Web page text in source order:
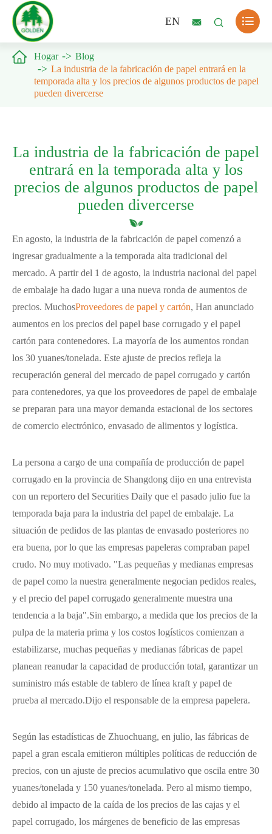
EN   
 Hogar
Blog
La industria de la fabricación de papel entrará en la
temporada alta y los precios de algunos productos de papel
pueden divercerse
La industria de la fabricación de papel
entrará en la temporada alta y los
precios de algunos productos de papel
pueden divercerse
En agosto, la industria de la fabricación de papel comenzó a
ingresar gradualmente a la temporada alta tradicional del
mercado. A partir del 1 de agosto, la industria nacional del papel
de embalaje ha dado lugar a una nueva ronda de aumentos de
precios. MuchosProveedores de papel y cartón, Han anunciado
aumentos en los precios del papel base corrugado y el papel
cartón para contenedores. La mayoría de los aumentos rondan
los 30 yuanes/tonelada. Este ajuste de precios refleja la
recuperación general del mercado de papel corrugado y cartón
para contenedores, ya que los proveedores de papel de embalaje
se preparan para una mayor demanda estacional de los sectores
de comercio electrónico, envasado de alimentos y logística.
La persona a cargo de una compañía de producción de papel
corrugado en la provincia de Shangdong dijo en una entrevista
con un reportero del Securities Daily que el pasado julio fue la
temporada baja para la industria del papel de embalaje. La
situación de pedidos de las plantas de envasado posteriores no
era buena, por lo que las empresas papeleras compraban papel
crudo. No muy motivado. "Las pequeñas y medianas empresas
de papel como la nuestra generalmente negocian pedidos reales,
y el precio del papel corrugado generalmente muestra una
tendencia a la baja".Sin embargo, a medida que los precios de la
pulpa de la materia prima y los costos logísticos comienzan a
estabilizarse, muchas pequeñas y medianas fábricas de papel
planean reanudar la capacidad de producción total, garantizar un
suministro más estable de tablero de línea kraft y papel de
prueba al mercado.Dijo el responsable de la empresa papelera.
Según las estadísticas de Zhuochuang, en julio, las fábricas de
papel a gran escala emitieron múltiples políticas de reducción de
precios, con un ajuste de precios acumulativo que oscila entre 30
yuanes/tonelada y 150 yuanes/tonelada. Pero al mismo tiempo,
debido al impacto de la caída de los precios de las cajas y el
papel corrugado, los márgenes de beneficio de las empresas